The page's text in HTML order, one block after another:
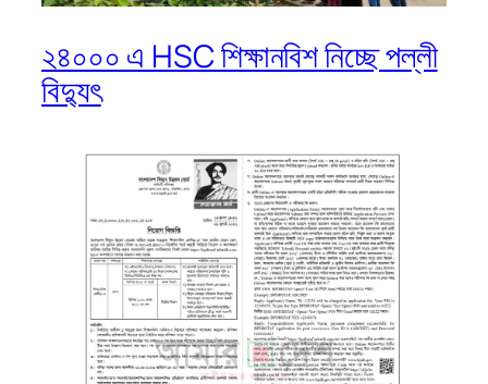
২৪০০০ এ HSC শিক্ষানবিশ নিচ্ছে পল্লী
বিদ্যুৎ